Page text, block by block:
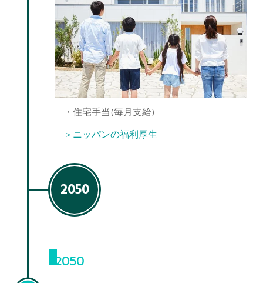
・住宅手当(毎月支給)
＞ニッパンの福利厚生
2050
2050